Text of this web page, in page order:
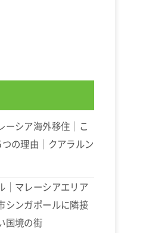
ーシア海外移住｜こ
の理由｜クアラルン
｜マレーシアエリア
シンガポールに隣接
国境の街